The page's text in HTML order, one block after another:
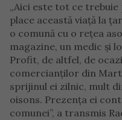
„Aici este tot ce
place această viață la
o comună cu o rețea
magazine, un medic și
Profit, de altfel, de
comercianților din
sprijinul ei zilnic, mult
oisons. Prezența ei
comunei”, a transmis